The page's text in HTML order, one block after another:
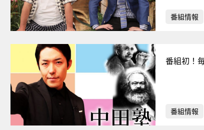
番組情報
番組初！
番組情報